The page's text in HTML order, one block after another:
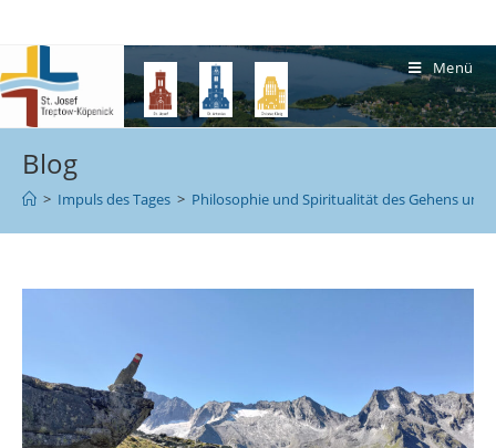
Menü
Blog
> Impuls des Tages > Philosophie und Spiritualität des Gehens